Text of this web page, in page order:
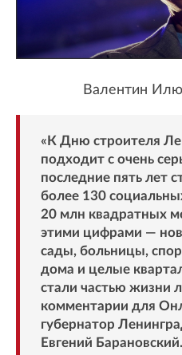
Валентин
«К Дню строителя
подходит с очень
последние пять лет
более 130
20 млн квадратных
этими цифрами —
сады, больницы,
дома и целые
стали частью жизни
комментарии для
губернатор
Евгений Барановский.